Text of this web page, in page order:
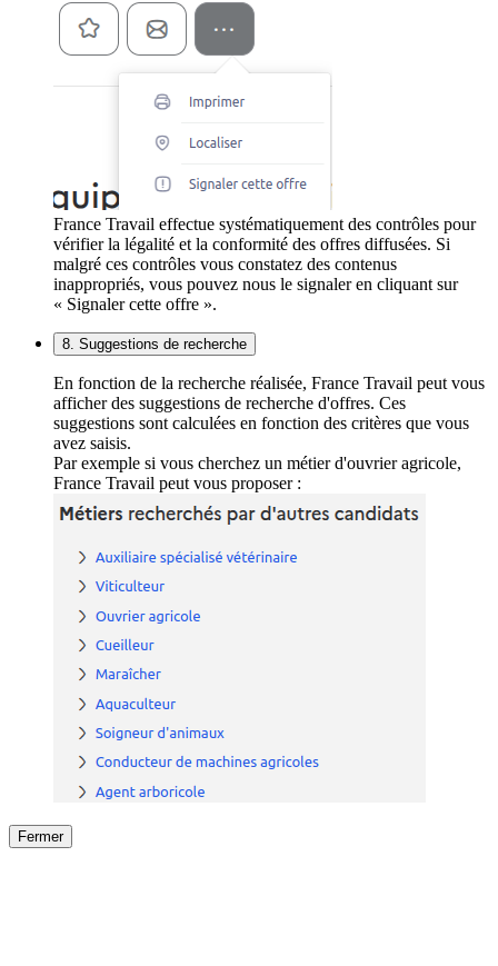
France Travail effectue systématiquement des contrôles pour
vérifier la légalité et la conformité des offres diffusées. Si
malgré ces contrôles vous constatez des contenus
inappropriés, vous pouvez nous le signaler en cliquant sur
« Signaler cette offre ».
8. Suggestions de recherche
En fonction de la recherche réalisée, France Travail peut vous
afficher des suggestions de recherche d'offres. Ces
suggestions sont calculées en fonction des critères que vous
avez saisis.
Par exemple si vous cherchez un métier d'ouvrier agricole,
France Travail peut vous proposer :
Fermer